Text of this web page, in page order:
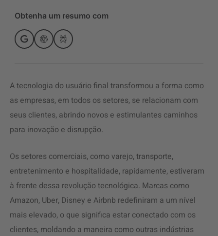
Obtenha um resumo com
A tecnologia do usuário final transformou a forma como
as empresas, em todos os setores, se relacionam com
seus clientes, abrindo novos e estimulantes caminhos
para inovação e disrupção.
Os setores comerciais, como varejo, transporte,
entretenimento e hospitalidade, rapidamente, estiveram
à frente dessa revolução tecnológica. Marcas como
Amazon, Uber, Disney e Airbnb redefiniram a um nível
mais elevado, o que significa estar conectado com os
clientes, moldando a maneira como outras indústrias